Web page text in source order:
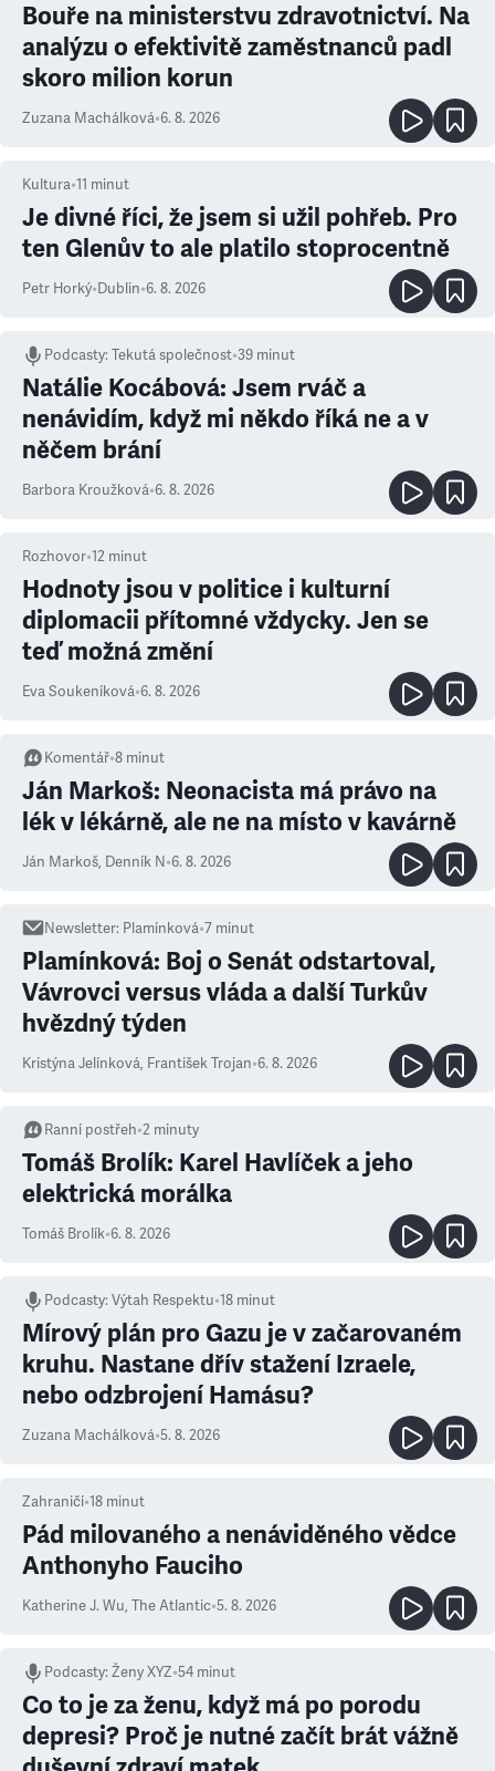
Bouře na ministerstvu zdravotnictví. Na
analýzu o efektivitě zaměstnanců padl
skoro milion korun
Zuzana Machálková•6. 8. 2026
Kultura•11 minut
Je divné říci, že jsem si užil pohřeb. Pro
ten Glenův to ale platilo stoprocentně
Petr Horký•Dublin•6. 8. 2026
Podcasty:Tekutá společnost•39 minut
Natálie Kocábová: Jsem rváč a
nenávidím, když mi někdo říká ne a v
něčem brání
Barbora Kroužková•6. 8. 2026
Rozhovor•12 minut
Hodnoty jsou v politice i kulturní
diplomacii přítomné vždycky. Jen se
teď možná změní
Eva Soukeníková•6. 8. 2026
Komentář•8 minut
Ján Markoš: Neonacista má právo na
lék v lékárně, ale ne na místo v kavárně
Ján Markoš, Denník N•6. 8. 2026
Newsletter: Plamínková•7 minut
Plamínková: Boj o Senát odstartoval,
Vávrovci versus vláda a další Turkův
hvězdný týden
Kristýna Jelínková, František Trojan•6. 8. 2026
Ranní postřeh•2 minuty
Tomáš Brolík: Karel Havlíček a jeho
elektrická morálka
Tomáš Brolík•6. 8. 2026
Podcasty:Výtah Respektu•18 minut
Mírový plán pro Gazu je v začarovaném
kruhu. Nastane dřív stažení Izraele,
nebo odzbrojení Hamásu?
Zuzana Machálková•5. 8. 2026
Zahraničí•18 minut
Pád milovaného a nenáviděného vědce
Anthonyho Fauciho
Katherine J. Wu, The Atlantic•5. 8. 2026
Podcasty:Ženy XYZ•54 minut
Co to je za ženu, když má po porodu
depresi? Proč je nutné začít brát vážně